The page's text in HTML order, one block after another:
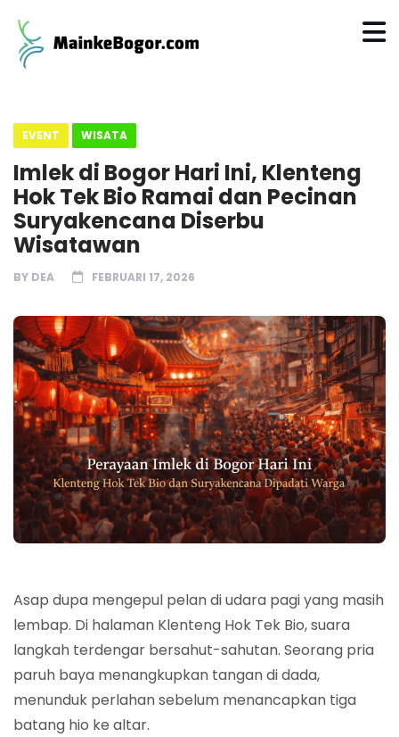
EVENT WISATA
Imlek di Bogor Hari Ini, Klenteng
Hok Tek Bio Ramai dan Pecinan
Suryakencana Diserbu
Wisatawan
BY DEA FEBRUARI 17, 2026
Asap dupa mengepul pelan di udara pagi yang masih
lembap. Di halaman Klenteng Hok Tek Bio, suara
langkah terdengar bersahut-sahutan. Seorang pria
paruh baya menangkupkan tangan di dada,
menunduk perlahan sebelum menancapkan tiga
batang hio ke altar.